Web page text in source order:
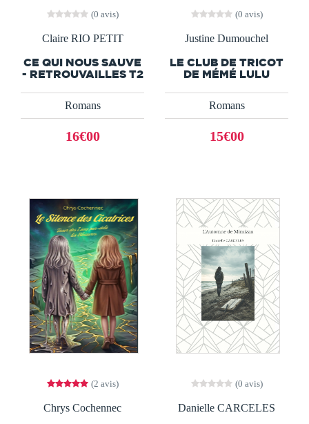
(0 avis)
Claire RIO PETIT
CE QUI NOUS SAUVE
- RETROUVAILLES T2
Romans
16€00
(0 avis)
Justine Dumouchel
LE CLUB DE TRICOT
DE MÉMÉ LULU
Romans
15€00
(2 avis)
Chrys Cochennec
(0 avis)
Danielle CARCELES